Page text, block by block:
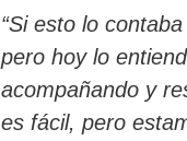
“Si esto lo
pero hoy lo
acompañando y
es fácil, pero